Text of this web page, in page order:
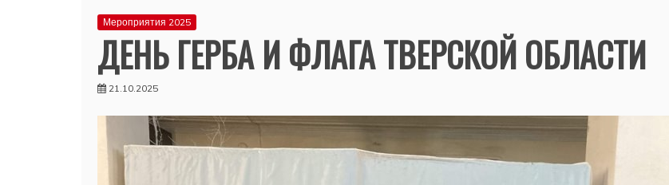
Мероприятия 2025
ДЕНЬ ГЕРБА И ФЛАГА ТВЕРСКОЙ ОБЛАСТИ
21.10.2025